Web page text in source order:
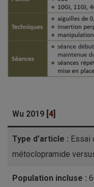
Wu 2019 [4]
Type d’article : Essai
métoclopramide
Population incluse :